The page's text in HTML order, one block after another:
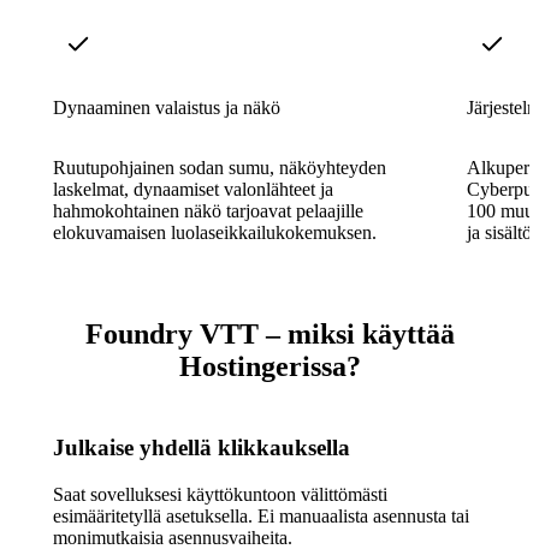
Dynaaminen valaistus ja näkö
Ruutupohjainen sodan sumu, näköyhteyden
laskelmat, dynaamiset valonlähteet ja
hahmokohtainen näkö tarjoavat pelaajille
elokuvamaisen luolaseikkailukokemuksen.
100
ja
Foundry VTT – miksi käyttää
Hostingerissa?
Julkaise yhdellä klikkauksella
Saat sovelluksesi käyttökuntoon välittömästi
esimääritetyllä asetuksella. Ei manuaalista asennusta tai
monimutkaisia asennusvaiheita.